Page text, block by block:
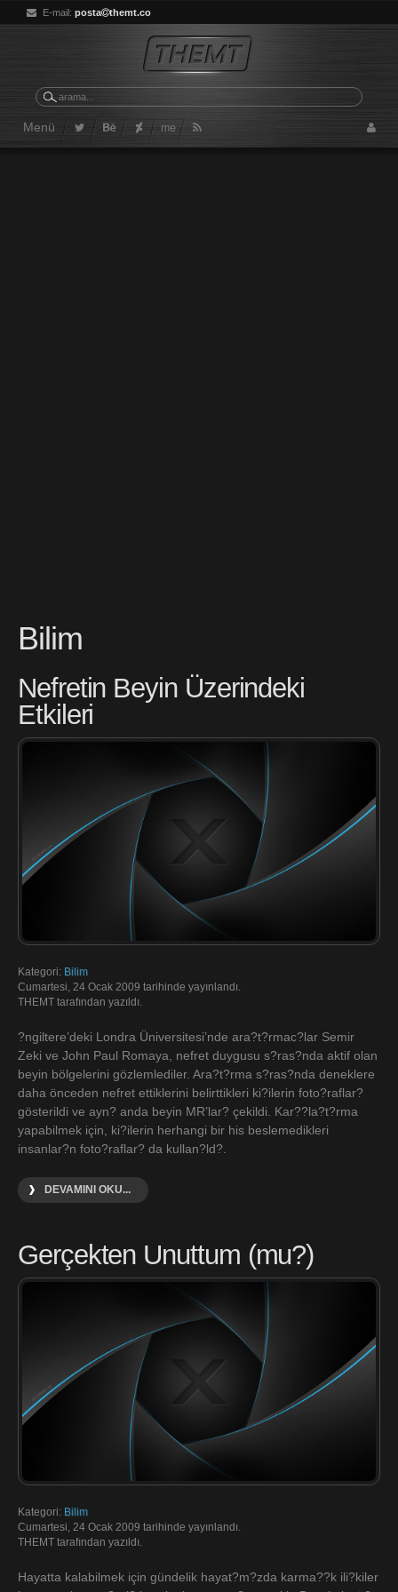
E-mail: posta themt.co
Menü me
Bilim
Nefretin Beyin Üzerindeki
Etkileri
Kategori: Bilim
Cumartesi, 24 Ocak 2009 tarihinde yayınlandı.
THEMT tarafından yazıldı.
?ngiltere’deki Londra Üniversitesi’nde ara?t?rmac?lar Semir
Zeki ve John Paul Romaya, nefret duygusu s?ras?nda aktif olan
beyin bölgelerini gözlemlediler. Ara?t?rma s?ras?nda deneklere
daha önceden nefret ettiklerini belirttikleri ki?ilerin foto?raflar?
gösterildi ve ayn? anda beyin MR’lar? çekildi. Kar??la?t?rma
yapabilmek için, ki?ilerin herhangi bir his beslemedikleri
insanlar?n foto?raflar? da kullan?ld?.
DEVAMINI OKU...
Gerçekten Unuttum (mu?)
Kategori: Bilim
Cumartesi, 24 Ocak 2009 tarihinde yayınlandı.
THEMT tarafından yazıldı.
Hayatta kalabilmek için gündelik hayat?m?zda karma??k ili?kiler